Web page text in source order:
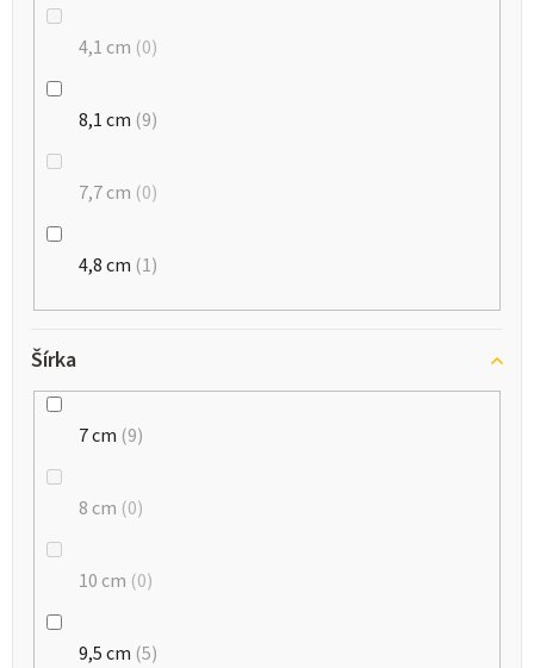
4,1 cm 0
8,1 cm 9
7,7 cm 0
4,8 cm 1
Šírka
7 cm 9
8 cm 0
10 cm 0
9,5 cm 5